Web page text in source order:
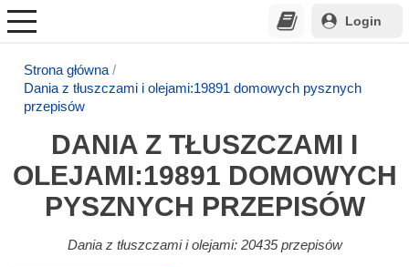
Login
Strona główna
Dania z tłuszczami i olejami:19891 domowych pysznych
przepisów
DANIA Z TŁUSZCZAMI I
OLEJAMI:19891 DOMOWYCH
PYSZNYCH PRZEPISÓW
Dania z tłuszczami i olejami: 20435 przepisów